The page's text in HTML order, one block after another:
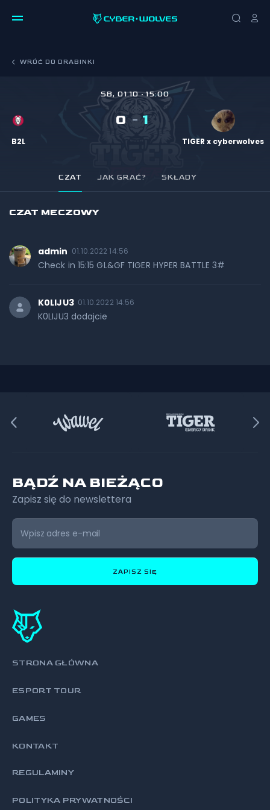
WRÓĆ DO DRABINKI
SB, 01.10 15:00
B2L
0 1
TIGER x cyberwolves
CZAT JAK GRAĆ? SKŁADY
CZAT MECZOWY
admin 01.10.2022 14:56
Check in 15:15 GL&GF TIGER HYPER BATTLE 3#
K0LIJU3 01.10.2022 14:56
K0LIJU3 dodajcie
STRONA GŁÓWNA
ESPORT TOUR
GAMES
KONTAKT
REGULAMINY
POLITYKA PRYWATNOŚCI
BĄDŹ NA BIEŻĄCO
Zapisz się do newslettera
ZAPISZ SIĘ